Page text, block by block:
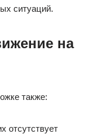
ситуаций.
на
также:
отсутствует